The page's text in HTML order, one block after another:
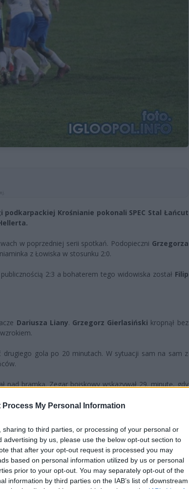
Process My Personal Information
to third parties, or processing of your personal or
advertising by us, please use the below opt-out section to
that after your opt-out request is processed you may
based on personal information utilized by us or personal
prior to your opt-out. You may separately opt-out of the
information by third parties on the IAB’s list of downstream
Krośnianie pokonali SPEC Stal Łańcut
w poprzedniej serii spotkań. Podopieczni Grzegorza
z Łowiska w stosunku 2:0.
2:3 a bohaterem tego widowiska został Filip
Dariusza Liany. Grzegorz Gierlasiński kropnął bez
drugiego gola po 20 minutach. W sytuacji sam na sam z
nad bramką. Zegar boiskowy wskazywał 29. minutę, gdy
się Dziurgot, wyganiając
strzał napastnika nad poprzeczką. Snajperowi Karpat
minął słupek.
tuż obok bramki. Następnie groźnie zrobiło się po
goście.
Matofij, który z kilku metrów kopnął wprost w